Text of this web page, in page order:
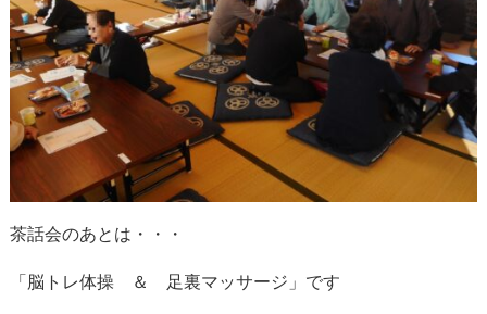
茶話会のあとは・・・
「脳トレ体操 ＆ 足裏マッサージ」です